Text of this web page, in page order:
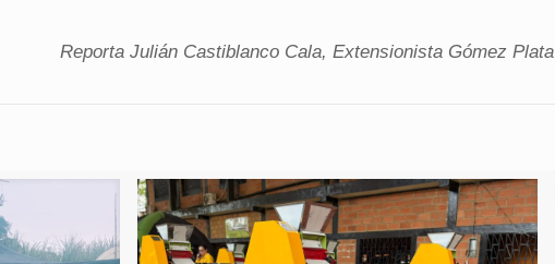
Reporta Julián Castiblanco Cala, Extensionista Gómez Plata